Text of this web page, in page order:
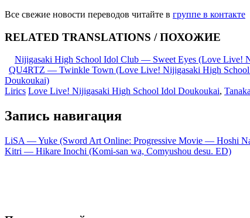
Все свежие новости переводов читайте в группе в контакте
RELATED TRANSLATIONS / ПОХОЖИЕ
Nijigasaki High School Idol Club — Sweet Eyes (Love Live!
QU4RTZ — Twinkle Town (Love Live! Nijigasaki High
Doukoukai)
Lirics Love Live! Nijigasaki High School Idol Doukoukai,
Запись навигация
LiSA — Yuke (Sword Art Online: Progressive Movie — Hoshi
Kitri — Hikare Inochi (Komi-san wa, Comyushou desu. ED)